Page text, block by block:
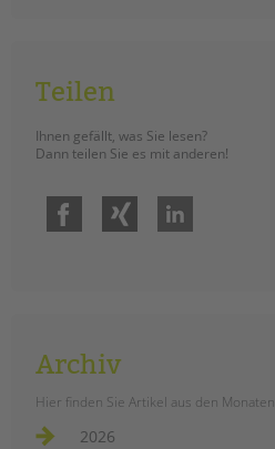
Teilen
Ihnen gefällt, was Sie lesen?
Dann teilen Sie es mit anderen!
Facebook Xing
Archiv
Hier finden Sie Artikel aus den Monaten
2026